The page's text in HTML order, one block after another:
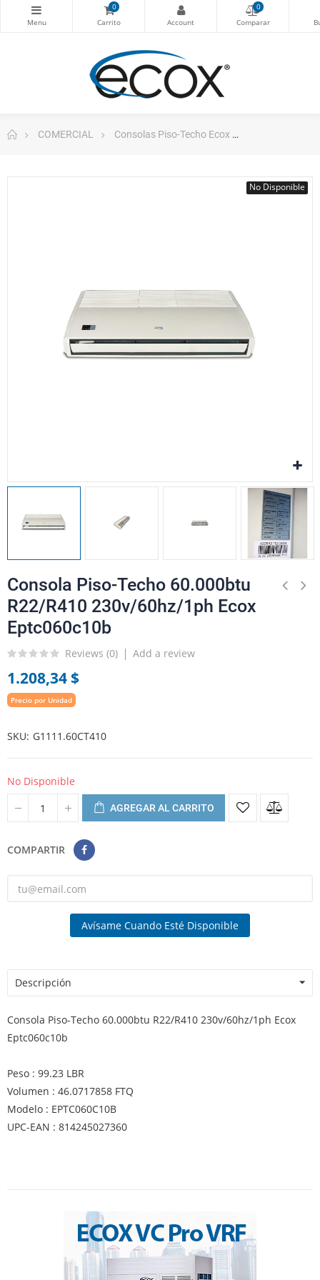
0 0
COMERCIAL Consolas Piso-Techo Ecox
No Disponible
Consola Piso-Techo 60.000btu
R22/R410 230v/60hz/1ph Ecox
Eptc060c10b
Reviews (0) Add a review
1.208,34 $
Precio por Unidad
SKU G1111.60CT410
No Disponible
AGREGAR AL CARRITO
COMPARTIR
Avísame Cuando Esté Disponible
Descripción
Consola Piso-Techo 60.000btu R22/R410 230v/60hz/1ph Ecox
Eptc060c10b
Peso : 99.23 LBR
Volumen : 46.0717858 FTQ
Modelo : EPTC060C10B
UPC-EAN : 814245027360